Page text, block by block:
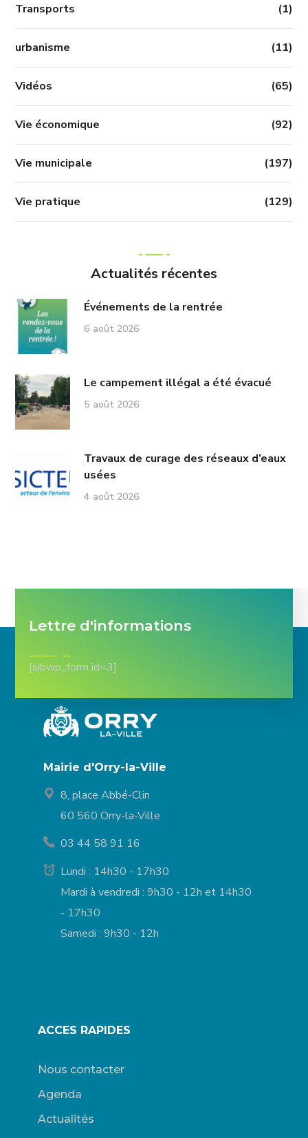
Transports (1)
urbanisme (11)
Vidéos (65)
Vie économique (92)
Vie municipale (197)
Vie pratique (129)
Actualités récentes
Événements de la rentrée
6 août 2026
Le campement illégal a été évacué
5 août 2026
Travaux de curage des réseaux d’eaux
usées
4 août 2026
Lettre d'informations
[sibwp_form id=3]
Mairie d'Orry-la-Ville
8, place Abbé-Clin
60 560 Orry-la-Ville
03 44 58 91 16
Lundi : 14h30 - 17h30
Mardi à vendredi : 9h30 - 12h et 14h30
- 17h30
Samedi : 9h30 - 12h
ACCES RAPIDES
Nous contacter
Agenda
Actualités